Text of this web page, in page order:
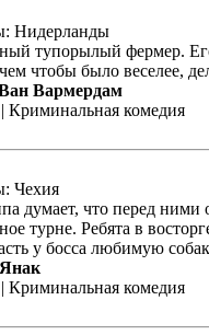
Нидерланды
тупорылый фермер.
чтобы было веселее,
Вармердам
| Криминальная комедия
Чехия
думает, что перед
турне. Ребята в
у босса любимую
| Криминальная комедия